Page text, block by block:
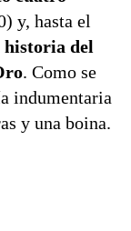
y, hasta el
historia del
. Como se
indumentaria
y una boina.